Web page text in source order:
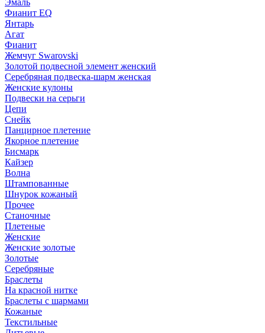
Эмаль
Фианит EQ
Янтарь
Агат
Фианит
Жемчуг Swarovski
Золотой подвесной элемент женcкий
Серебряная подвеска-шарм женская
Женские кулоны
Подвески на серьги
Цепи
Снейк
Панцирное плетение
Якорное плетение
Бисмарк
Кайзер
Волна
Штампованные
Шнурок кожаный
Прочее
Станочные
Плетеные
Женские
Женские золотые
Золотые
Серебряные
Браслеты
На красной нитке
Браслеты с шармами
Кожаные
Текстильные